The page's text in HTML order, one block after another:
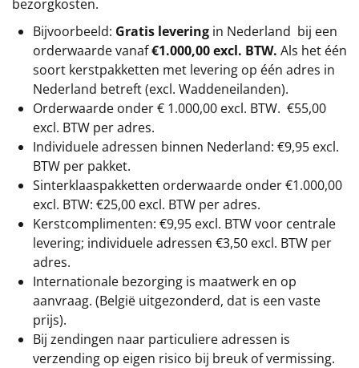
bezorgkosten.
Bijvoorbeeld: Gratis levering in Nederland bij een
orderwaarde vanaf€1.000,00 excl. BTW. Als het één
soort kerstpakketten met levering op één adres in
Nederland betreft (excl. Waddeneilanden).
Orderwaarde onder € 1.000,00 excl. BTW. €55,00
excl. BTW per adres.
Individuele adressen binnen Nederland: €9,95 excl.
BTW per pakket.
Sinterklaaspakketten orderwaarde onder €1.000,00
excl. BTW: €25,00 excl. BTW per adres.
Kerstcomplimenten: €9,95 excl. BTW voor centrale
levering; individuele adressen €3,50 excl. BTW per
adres.
Internationale bezorging is maatwerk en op
aanvraag. (België uitgezonderd, dat is een vaste
prijs).
Bij zendingen naar particuliere adressen is
verzending op eigen risico bij breuk of vermissing.